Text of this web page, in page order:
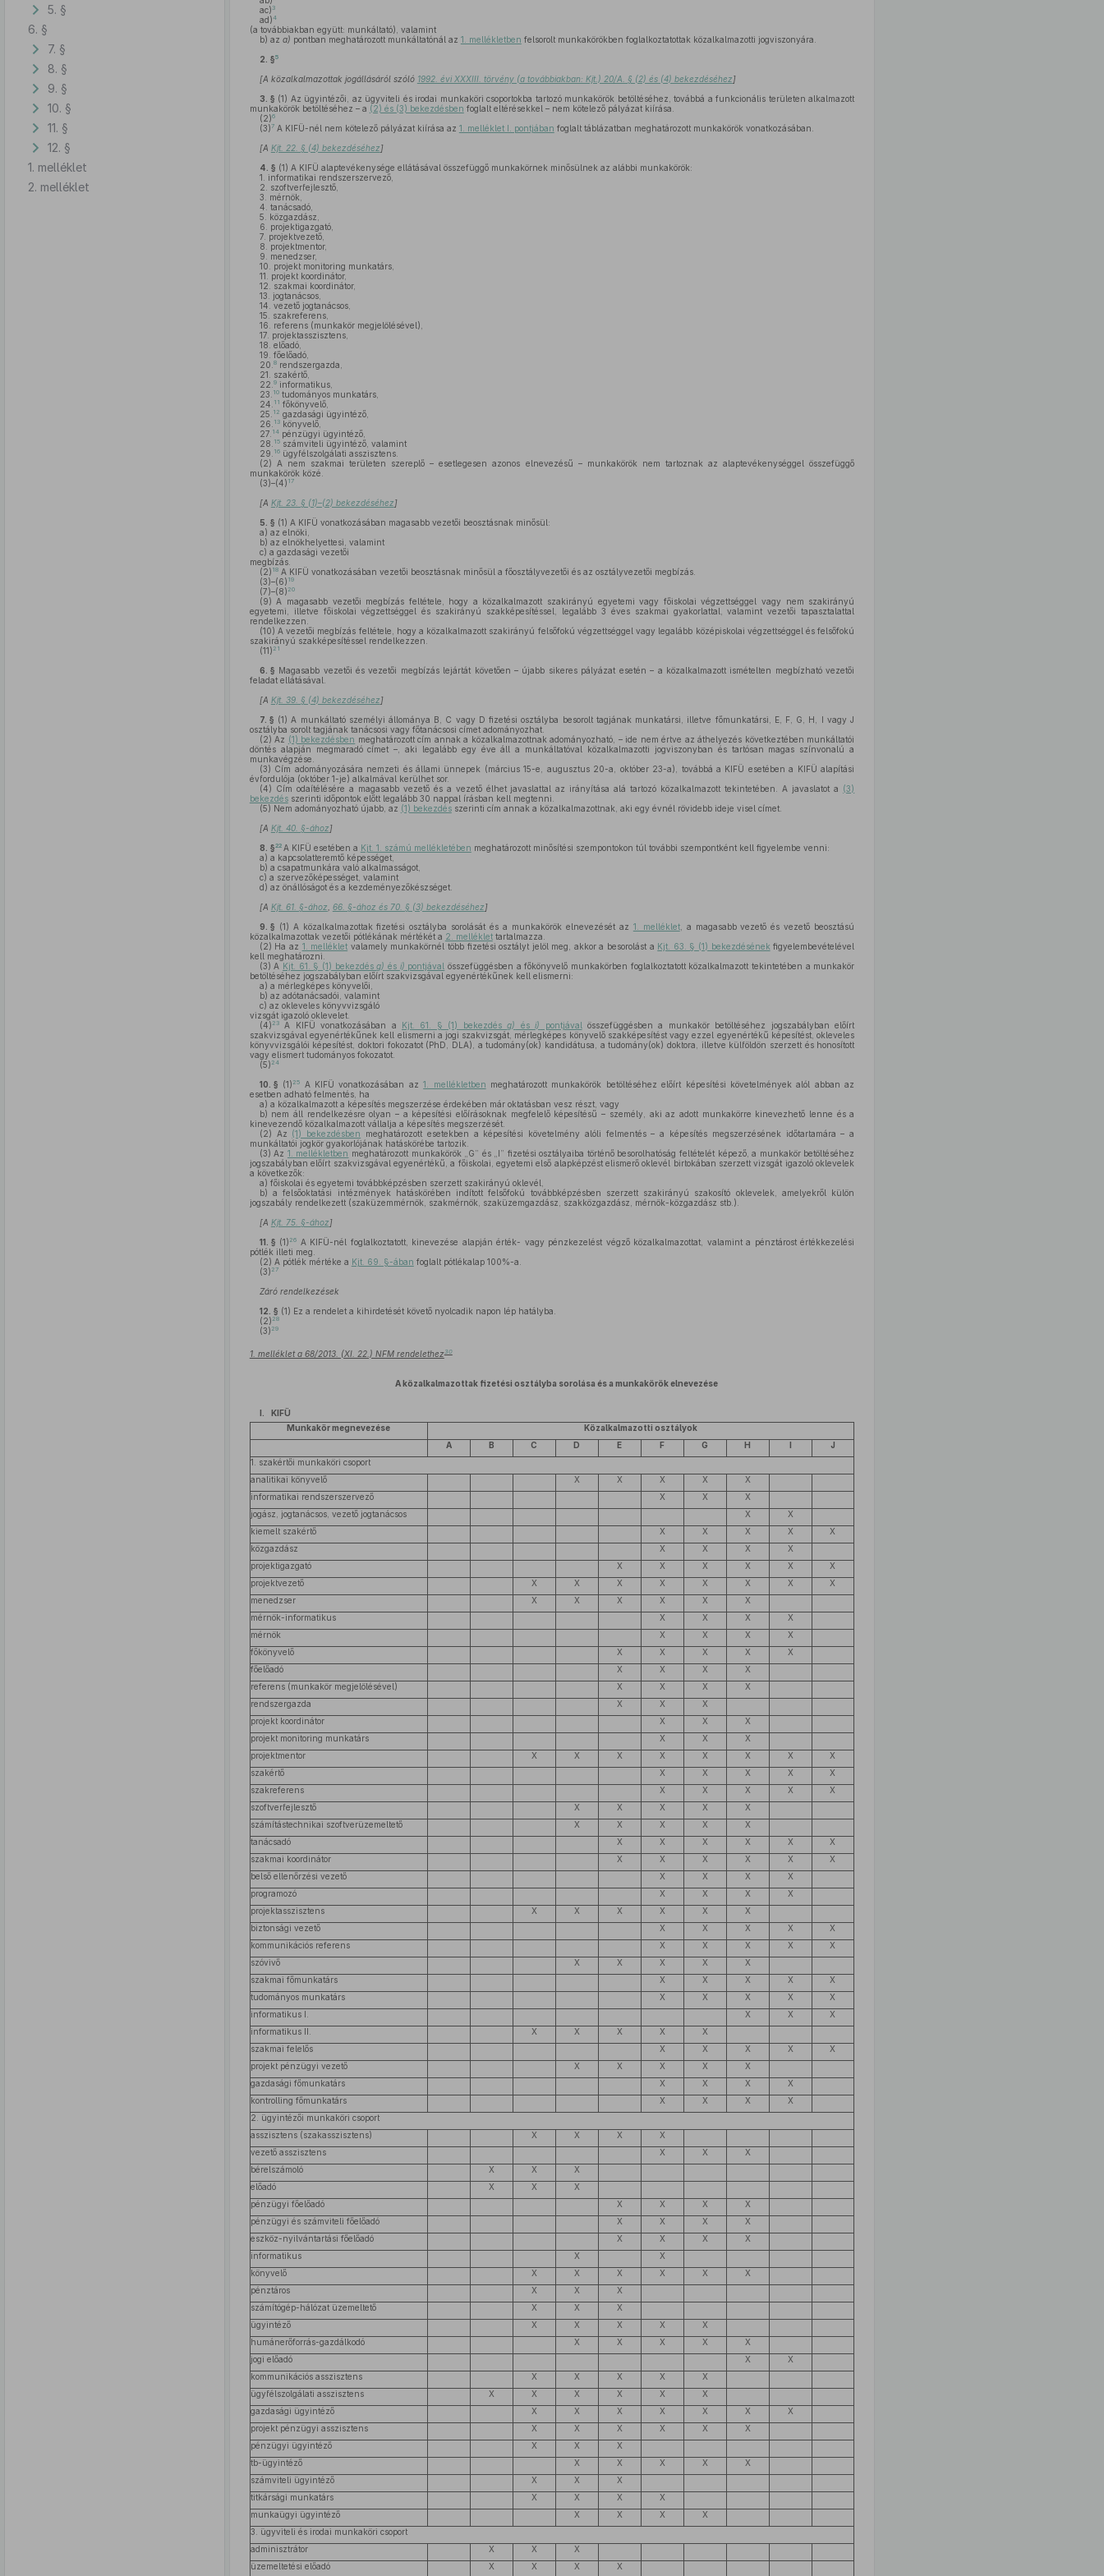
5. §
6. §
7. §
8. §
9. §
10. §
11. §
12. §
1. melléklet
2. melléklet
ac) 3
ad)4
(a továbbiakban együtt: munkáltató), valamint
b) az a) pontban meghatározott munkáltatónál az 1. mellékletben felsorolt munkakörökben foglalkoztatottak közalkalmazotti jogviszonyára.
2. §5
[A közalkalmazottak jogállásáról szóló 1992. évi XXXIII. törvény (a továbbiakban: Kjt.) 20/A. § (2) és (4) bekezdéséhez]
3. § (1) Az ügyintézői, az ügyviteli és irodai munkaköri csoportokba tartozó munkakörök betöltéséhez, továbbá a funkcionális területen alkalmazott
munkakörök betöltéséhez – a (2) és (3) bekezdésben foglalt eltérésekkel – nem kötelező pályázat kiírása.
(2)6
(3)7A KIFÜ-nél nem kötelező pályázat kiírása az 1. melléklet I. pontjában foglalt táblázatban meghatározott munkakörök vonatkozásában.
[A Kjt. 22. § (4) bekezdéséhez]
4. § (1) A KIFÜ alaptevékenysége ellátásával összefüggő munkakörnek minősülnek az alábbi munkakörök:
1.
informatikai rendszerszervező,
2.
szoftverfejlesztő,
3.
mérnök,
4. tanácsadó,
5.
közgazdász,
6.
projektigazgató,
7. projektvezető,
8.
projektmentor,
9.
menedzser,
10.
projekt monitoring munkatárs,
11.
projekt koordinátor,
12.
szakmai koordinátor,
13.
jogtanácsos,
14. vezető jogtanácsos,
15.
szakreferens,
16.
referens (munkakör megjelölésével),
17. projektasszisztens,
18. előadó,
19. főelőadó,
20. 8rendszergazda,
21.
szakértő,
22. 9informatikus,
23. 10tudományos munkatárs,
24. 11 főkönyvelő,
25. 12 gazdasági ügyintéző,
26. 13könyvelő,
27. 14pénzügyi ügyintéző,
28. 15számviteli ügyintéző, valamint
29. 16ügyfélszolgálati asszisztens.
(2) A nem szakmai területen szereplő – esetlegesen azonos elnevezésű – munkakörök nem tartoznak az alaptevékenységgel összefüggő
munkakörök közé.
(3)–(4) 17
[A Kjt. 23. § (1)–(2) bekezdéséhez]
5. § (1) A KIFÜ vonatkozásában magasabb vezetői beosztásnak minősül:
a) az elnöki,
b) az elnökhelyettesi, valamint
c) a gazdasági vezetői
megbízás.
(2) 18A KIFÜ vonatkozásában vezetői beosztásnak minősül a főosztályvezetői és az osztályvezetői megbízás.
(3)–(6) 19
(7)–(8) 20
(9) A magasabb vezetői megbízás feltétele, hogy a közalkalmazott szakirányú egyetemi vagy főiskolai végzettséggel vagy nem szakirányú
egyetemi, illetve főiskolai végzettséggel és szakirányú szakképesítéssel, legalább 3 éves szakmai gyakorlattal, valamint vezetői tapasztalattal
rendelkezzen.
(10) A vezetői megbízás feltétele, hogy a közalkalmazott szakirányú felsőfokú végzettséggel vagy legalább középiskolai végzettséggel és felsőfokú
szakirányú szakképesítéssel rendelkezzen.
(11) 21
6. § Magasabb vezetői és vezetői megbízás lejártát követően – újabb sikeres pályázat esetén – a közalkalmazott ismételten megbízható vezetői
feladat ellátásával.
[A Kjt. 39. § (4) bekezdéséhez]
7. § (1) A munkáltató személyi állománya B, C vagy D fizetési osztályba besorolt tagjának munkatársi, illetve főmunkatársi, E, F, G, H, I vagy J
osztályba sorolt tagjának tanácsosi vagy főtanácsosi címet adományozhat.
(2) Az (1) bekezdésben meghatározott cím annak a közalkalmazottnak adományozható, – ide nem értve az áthelyezés következtében munkáltatói
döntés alapján megmaradó címet –, aki legalább egy éve áll a munkáltatóval közalkalmazotti jogviszonyban és tartósan magas színvonalú a
munkavégzése.
(3) Cím adományozására nemzeti és állami ünnepek (március 15-e, augusztus 20-a, október 23-a), továbbá a KIFÜ esetében a KIFÜ alapítási
évfordulója (október 1-je) alkalmával kerülhet sor.
(4) Cím odaítélésére a magasabb vezető és a vezető élhet javaslattal az irányítása alá tartozó közalkalmazott tekintetében. A javaslatot a (3)
bekezdésszerinti időpontok előtt legalább 30 nappal írásban kell megtenni.
(5) Nem adományozható újabb, az (1) bekezdésszerinti cím annak a közalkalmazottnak, aki egy évnél rövidebb ideje visel címet.
[A Kjt. 40. §-ához]
8. §22 A KIFÜ esetében a Kjt. 1. számú mellékletében meghatározott minősítési szempontokon túl további szempontként kell figyelembe venni:
a) a kapcsolatteremtő képességet,
b) a csapatmunkára való alkalmasságot,
c) a szervezőképességet, valamint
d) az önállóságot és a kezdeményezőkészséget.
[A Kjt. 61. §-ához 66. §-ához és 70. § (3) bekezdéséhez]
9. § (1) A közalkalmazottak fizetési osztályba sorolását és a munkakörök elnevezését az 1. melléklet, a magasabb vezető és vezető beosztású
közalkalmazottak vezetői pótlékának mértékét a 2. melléklettartalmazza.
(2) Ha az 1. melléklet valamely munkakörnél több fizetési osztályt jelöl meg, akkor a besorolást a Kjt. 63. § (1) bekezdésének figyelembevételével
kell meghatározni.
(3) A Kjt. 61. § (1) bekezdésg) és i) pontjával összefüggésben a főkönyvelő munkakörben foglalkoztatott közalkalmazott tekintetében a munkakör
betöltéséhez jogszabályban előírt szakvizsgával egyenértékűnek kell elismerni:
a) a mérlegképes könyvelői,
b) az adótanácsadói, valamint
c) az okleveles könyvvizsgáló
vizsgát igazoló oklevelet.
(4) 23A KIFÜ vonatkozásában a Kjt. 61. § (1) bekezdésg) ési) pontjával összefüggésben a munkakör betöltéséhez jogszabályban előírt
szakvizsgával egyenértékűnek kell elismerni a jogi szakvizsgát, mérlegképes könyvelő szakképesítést vagy ezzel egyenértékű képesítést, okleveles
könyvvizsgálói képesítést, doktori fokozatot (PhD, DLA), a tudomány(ok) kandidátusa, a tudomány(ok) doktora, illetve külföldön szerzett és honosított
vagy elismert tudományos fokozatot.
(5) 24
10. § (1) 25 A KIFÜ vonatkozásában az1. mellékletben meghatározott munkakörök betöltéséhez előírt képesítési követelmények alól abban az
esetben adható felmentés, ha
a) a közalkalmazott a képesítés megszerzése érdekében már oktatásban vesz részt, vagy
b) nem áll rendelkezésre olyan – a képesítési előírásoknak megfelelő képesítésű – személy, aki az adott munkakörre kinevezhető lenne és a
kinevezendő közalkalmazott vállalja a képesítés megszerzését.
(2) Az (1) bekezdésben meghatározott esetekben a képesítési követelmény alóli felmentés – a képesítés megszerzésének időtartamára – a
munkáltatói jogkör gyakorlójának hatáskörébe tartozik.
(3) Az 1. mellékletben meghatározott munkakörök „G” és „I” fizetési osztályaiba történő besorolhatóság feltételét képező, a munkakör betöltéséhez
jogszabályban előírt szakvizsgával egyenértékű, a főiskolai, egyetemi első alapképzést elismerő oklevél birtokában szerzett vizsgát igazoló oklevelek
a következők:
a) főiskolai és egyetemi továbbképzésben szerzett szakirányú oklevél,
b) a felsőoktatási intézmények hatáskörében indított felsőfokú továbbképzésben szerzett szakirányú szakosító oklevelek, amelyekről külön
jogszabály rendelkezett (szaküzemmérnök, szakmérnök, szaküzemgazdász, szakközgazdász, mérnök-közgazdász stb.).
[A Kjt. 75. §-ához]
11. § (1) 26 A KIFÜ-nél foglalkoztatott, kinevezése alapján érték- vagy pénzkezelést végző közalkalmazottat, valamint a pénztárost értékkezelési
pótlék illeti meg.
(2) A pótlék mértéke a Kjt. 69. §-ában foglalt pótlékalap 100%-a.
(3) 27
Záró rendelkezések
12. § (1) Ez a rendelet a kihirdetését követő nyolcadik napon lép hatályba.
(2) 28
(3) 29
1. melléklet a 68/2013. (XI. 22.) NFM rendelethez 30
A közalkalmazottak fizetési osztályba sorolása és a munkakörök elnevezése
I. KIFÜ
Munkakör megnevezése
Közalkalmazotti osztályok
A
B C D E F G H I
J
1. szakértői munkaköri csoport
analitikai könyvelő
X X X X
X
informatikai rendszerszervező
X X
X
jogász, jogtanácsos, vezető jogtanácsos
X
X
kiemelt szakértő
X X X X
X
közgazdász
X X X
X
projektigazgató
X X X X X
X
projektvezető
X X X X X X X
X
menedzser
X X X X X
X
mérnök-informatikus
X X X
X
mérnök
X X X
X
főkönyvelő
X X X X
X
főelőadó
X X X
X
referens (munkakör megjelölésével)
X X X
X
rendszergazda
X X
X
projekt koordinátor
X X
X
projekt monitoring munkatárs
X X
X
projektmentor
X X X X X X X
X
szakértő
X X X X
X
szakreferens
X X X X
X
szoftverfejlesztő
X X X X
X
számítástechnikai szoftverüzemeltető
X X X X
X
tanácsadó
X X X X X
X
szakmai koordinátor
X X X X X
X
belső ellenőrzési vezető
X X X
X
programozó
X X X
X
projektasszisztens
X X X X X
X
biztonsági vezető
X X X X
X
kommunikációs referens
X X X X
X
szóvivő
X X X X
X
szakmai főmunkatárs
X X X X
X
tudományos munkatárs
X X X X
X
informatikus I.
X X
X
informatikus II.
X X X X
X
szakmai felelős
X X X X
X
projekt pénzügyi vezető
X X X X
X
gazdasági főmunkatárs
X X X
X
kontrolling főmunkatárs
X X X
X
2. ügyintézői munkaköri csoport
asszisztens (szakasszisztens)
X X X
X
vezető asszisztens
X X
X
bérelszámoló
X X
X
előadó
X X
X
pénzügyi főelőadó
X X X
X
pénzügyi és számviteli főelőadó
X X X
X
eszköz-nyilvántartási főelőadó
X X X
X
informatikus
X
X
könyvelő
X X X X X
X
pénztáros
X X
X
számítógép-hálózat üzemeltető
X X
X
ügyintéző
X X X X
X
humánerőforrás-gazdálkodó
X X X X
X
jogi előadó
X
X
kommunikációs asszisztens
X X X X
X
ügyfélszolgálati asszisztens
X X X X X
X
gazdasági ügyintéző
X X X X X X
X
projekt pénzügyi asszisztens
X X X X X
X
pénzügyi ügyintéző
X X
X
tb-ügyintéző
X X X X
X
számviteli ügyintéző
X X
X
titkársági munkatárs
X X X
X
munkaügyi ügyintéző
X X X
X
3. ügyviteli és irodai munkaköri csoport
adminisztrátor
X X
X
üzemeltetési előadó
X X X X